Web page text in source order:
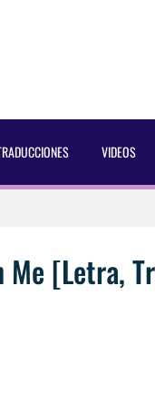
VIDEOS
Magazine [2025]
[2025]
Me [Letra,